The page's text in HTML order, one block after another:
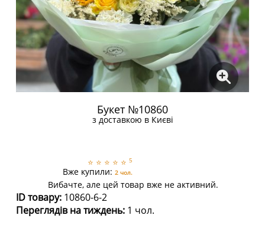
Букет №10860
з доставкою в Києві
⭐ ⭐ ⭐ ⭐ ⭐ 5
Вже купили: 2 чол.
Вибачте, але цей товар вже не активний.
ID товару: 10860-6-2
Переглядів на тиждень: 1 чол.